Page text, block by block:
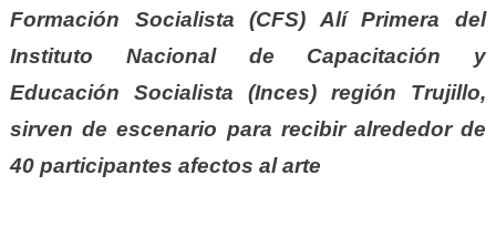
Formación Socialista (CFS) Alí Primera del
Instituto Nacional de Capacitación y
Educación Socialista (Inces) región Trujillo,
sirven de escenario para recibir alrededor de
40 participantes afectos al arte